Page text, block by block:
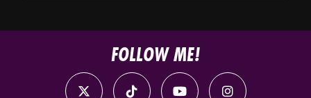
FOLLOW ME!